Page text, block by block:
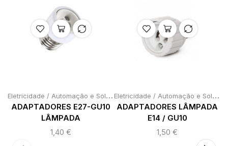
E
letricidade / Automação e Soldadura ,Interruptores / lâmpadas /
ADAPTADORES E27-GU10
LÂMPADA
1,40 €
E
letricidade / Automação e Soldadura
ADAPTADORES LÂMPADA
E14 / GU10
1,50 €